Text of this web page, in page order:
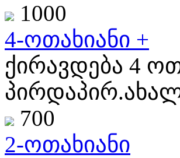
1000
4-ოთახიანი +
ქირავდება 4
700
2-ოთახიანი